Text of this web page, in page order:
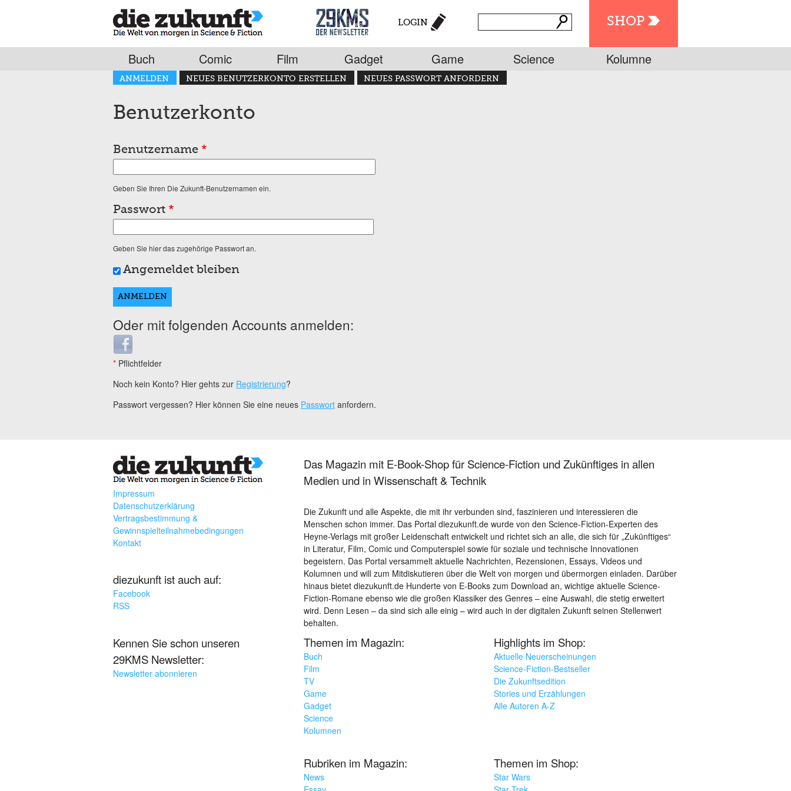
SHOP
LOGIN
Buch Comic Film Gadget Game Science Kolumne
Haupt-Reiter
ANMELDEN
(AKTIVER REITER)
NEUES BENUTZERKONTO ERSTELLEN NEUES PASSWORT ANFORDERN
Benutzerkonto
Benutzername *
Geben Sie Ihren Die Zukunft-Benutzernamen ein.
Passwort *
Geben Sie hier das zugehörige Passwort an.
Angemeldet bleiben
Oder mit folgenden Accounts anmelden:
Login with Facebook
* Pflichtfelder
Noch kein Konto? Hier gehts zur Registrierung?
Passwort vergessen? Hier können Sie eine neues Passwort anfordern.
Impressum
Datenschutzerklärung
Vertragsbestimmung &
Gewinnspielteilnahmebedingungen
Kontakt
diezukunft ist auch auf:
Facebook
RSS
Kennen Sie schon unseren
29KMS Newsletter:
Newsletter abonnieren
Das Magazin mit E-Book-Shop für Science-Fiction und Zukünftiges in allen
Medien und in Wissenschaft & Technik
Die Zukunft und alle Aspekte, die mit ihr verbunden sind, faszinieren und interessieren die
Menschen schon immer. Das Portal diezukunft.de wurde von den Science-Fiction-Experten des
Heyne-Verlags mit großer Leidenschaft entwickelt und richtet sich an alle, die sich für „Zukünftiges“
in Literatur, Film, Comic und Computerspiel sowie für soziale und technische Innovationen
begeistern. Das Portal versammelt aktuelle Nachrichten, Rezensionen, Essays, Videos und
Kolumnen und will zum Mitdiskutieren über die Welt von morgen und übermorgen einladen. Darüber
hinaus bietet diezukunft.de Hunderte von E-Books zum Download an, wichtige aktuelle Science-
Fiction-Romane ebenso wie die großen Klassiker des Genres – eine Auswahl, die stetig erweitert
wird. Denn Lesen – da sind sich alle einig – wird auch in der digitalen Zukunft seinen Stellenwert
behalten.
Themen im Magazin:
Buch
Film
TV
Game
Gadget
Science
Kolumnen
Highlights im Shop:
Aktuelle Neuerscheinungen
Science-Fiction-Bestseller
Die Zukunftsedition
Stories und Erzählungen
Alle Autoren A-Z
Rubriken im Magazin:
News
Themen im Shop:
Star Wars